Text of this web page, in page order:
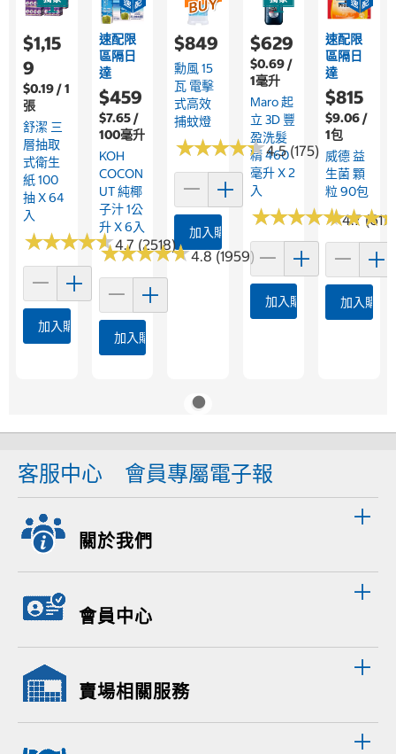
$1,15
9
$0.19 / 1
張
舒潔 三
層抽取
式衛生
紙 100
抽 X 64
入
★★★★★
★★★★★4.7 (2518)
加入購物車
速配限
區隔日
達
$459
$7.65 /
100毫升
KOH
COCON
UT 純椰
子汁 1公
升 X 6入
★★★★★
★★★★★4.8 (1959)
加入購物車
$849
勳風 15
瓦 電擊
式高效
捕蚊燈
★★★★★
★★★★★4.5 (175)
加入購物車
$629
$0.69 /
1毫升
Maro 起
立 3D 豐
盈洗髮
精 460
毫升 X 2
入
★★★★★
★★★★★4.7 (611)
加入購物車
速配限
區隔日
達
$815
$9.06 /
1包
威德 益
生菌 顆
粒 90包
★★★
★★★
加入購物
客服中心 會員專屬電子報
關於我們
會員中心
賣場相關服務